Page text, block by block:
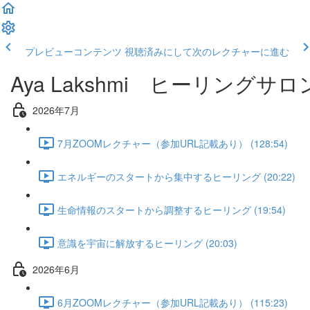
プレビューコンテンツ 視聴済みにして次のレクチャーに進む
Aya Lakshmi ヒーリングサロ
2026年7月
7月ZOOMレクチャー（参加URL記載あり） (128:54)
エネルギーのスタートから集中するヒーリング (20:22)
生命情報のスタートから調整するヒーリング (19:54)
意識を宇宙に解放するヒーリング (20:03)
2026年6月
6月ZOOMレクチャー（参加URL記載あり） (115:23)